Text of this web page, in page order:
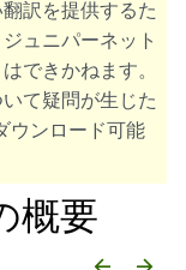
訳を提供するた
ュニパーネット
できかねます。
て疑問が生じた
ウンロード可能
概要